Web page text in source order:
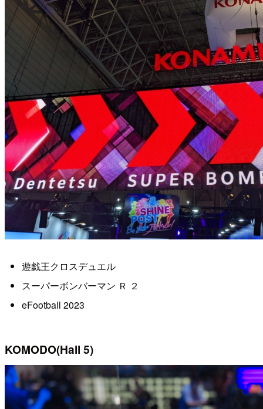
遊戯王クロスデュエル
スーパーボンバーマン Ｒ ２
eFootball 2023
KOMODO(Hall 5)